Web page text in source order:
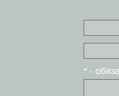
* -